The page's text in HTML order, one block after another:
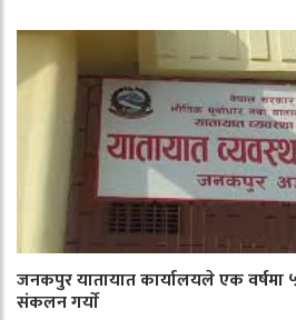
जनकपुर यातायात कार्यालयले एक वर्षमा
संकलन गर्याे